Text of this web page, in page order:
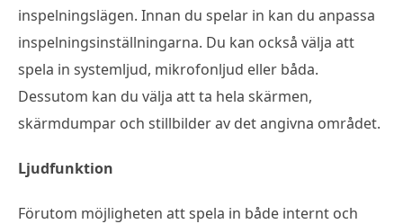
inspelningslägen. Innan du spelar in kan du anpassa
inspelningsinställningarna. Du kan också välja att
spela in systemljud, mikrofonljud eller båda.
Dessutom kan du välja att ta hela skärmen,
skärmdumpar och stillbilder av det angivna området.
Ljudfunktion
Förutom möjligheten att spela in både internt och